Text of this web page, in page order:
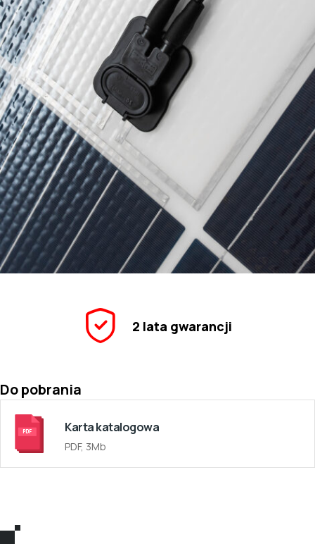
2 lata gwarancji
Do pobrania
Karta katalogowa
PDF, 3Mb